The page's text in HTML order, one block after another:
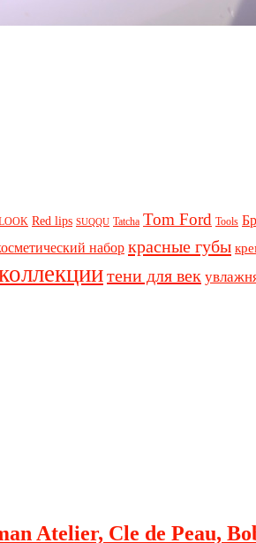
Red lips SUQQU Tatcha Tom Ford Tools
набор красные губы
тени для век
Atelier, Cle de Peau,